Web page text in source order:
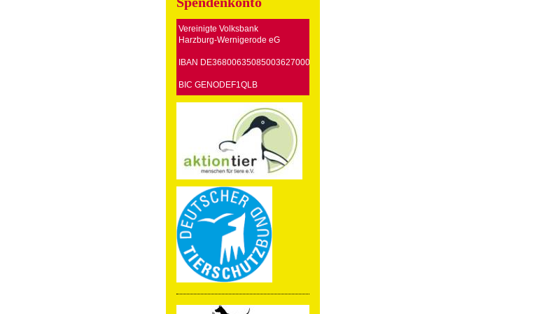
Vereinigte Volksbank
Harzburg-Wernigerode eG
IBAN DE36800635085003627000
BIC GENODEF1QLB